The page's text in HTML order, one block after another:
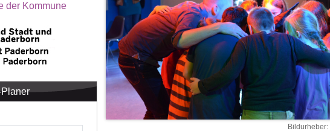
der Kommune
Bildurheber